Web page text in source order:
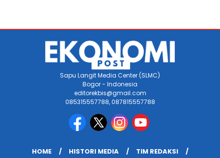
Sapu Langit Media Center (SLMC)
Bogor - Indonesia
editorekbis@gmail.com
085315557788, 087815557788
HOME HISTORI MEDIA TIM REDAKSI